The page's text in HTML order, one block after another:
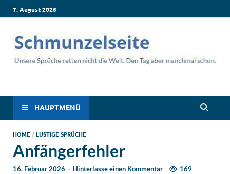
7. August 2026
Schmunzelseite –
Coole lustige Sprüche
für intensives
Schmunzeln
für jede Situation: Leben, Job, Liebe, Geburtstag & mehr. Lachen
ist hier garantiert!
HAUPTMENÜ
HOME /LUSTIGE SPRÜCHE
Anfängerfehler
16. Februar 2026 - Hinterlasse einen Kommentar 169